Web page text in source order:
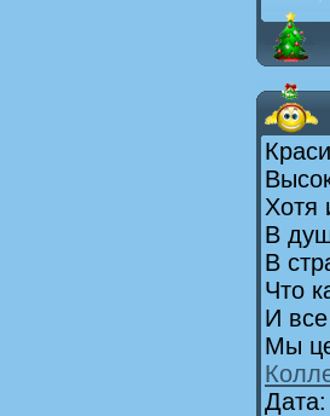
Хотя
В
В
Что
И
Мы
Дата: